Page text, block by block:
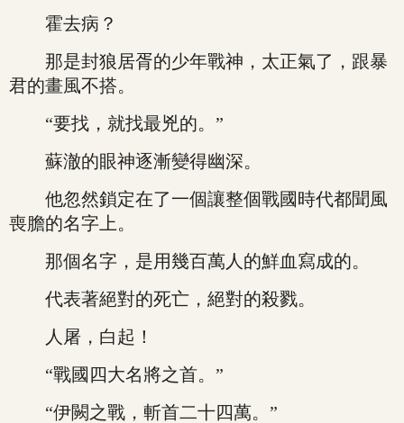
霍去病？
那是封狼居胥的少年戰神，太正氣了，跟暴
君的畫風不搭。
“要找，就找最兇的。”
蘇澈的眼神逐漸變得幽深。
他忽然鎖定在了一個讓整個戰國時代都聞風
喪膽的名字上。
那個名字，是用幾百萬人的鮮血寫成的。
代表著絕對的死亡，絕對的殺戮。
人屠，白起！
“戰國四大名將之首。”
“伊闕之戰，斬首二十四萬。”